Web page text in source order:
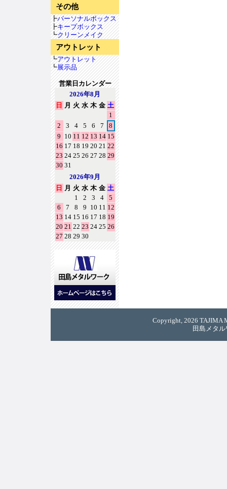
その他
┣パーソナルボックス
┣キープボックス
┗クリーンメイク
アウトレット
┗アウトレット
┗展示品
営業日カレンダー
2026年8月
日 月 火 水 木 金 土
1
2
3 4 5 6 7
8
9 10 11 12 13 14 15
16 17 18 19 20 21 22
23 24 25 26 27 28 29
30 31
2026年9月
日 月 火 水 木 金 土
1
2 3 4
5
6
7 8 9 10 11 12
13 14 15 16 17 18 19
20 21 22 23 24 25 26
27 28 29 30
Copyright, 2026 TAJIMA
田島メタ